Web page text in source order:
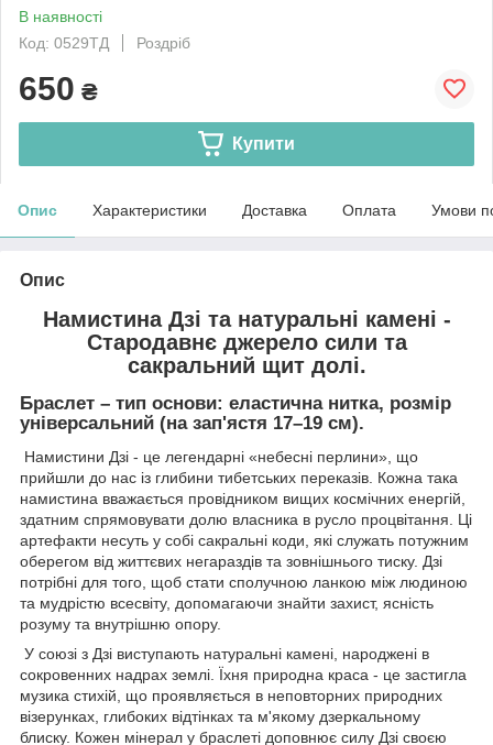
В наявності
Код: 0529ТД
Роздріб
650 ₴
Купити
Опис Характеристики Доставка Оплата Умови
Опис
Намистина Дзі та натуральні камені -
Стародавнє джерело сили та
сакральний щит долі.
Браслет – тип основи: еластична нитка, розмір
універсальний (на зап'ястя 17–19 см).
Намистини Дзі - це легендарні «небесні перлини», що
прийшли до нас із глибини тибетських переказів. Кожна така
намистина вважається провідником вищих космічних енергій,
здатним спрямовувати долю власника в русло процвітання. Ці
артефакти несуть у собі сакральні коди, які служать потужним
оберегом від життєвих негараздів та зовнішнього тиску. Дзі
потрібні для того, щоб стати сполучною ланкою між людиною
та мудрістю всесвіту, допомагаючи знайти захист, ясність
розуму та внутрішню опору.
У союзі з Дзі виступають натуральні камені, народжені в
сокровенних надрах землі. Їхня природна краса - це застигла
музика стихій, що проявляється в неповторних природних
візерунках, глибоких відтінках та м'якому дзеркальному
блиску. Кожен мінерал у браслеті доповнює силу Дзі своєю